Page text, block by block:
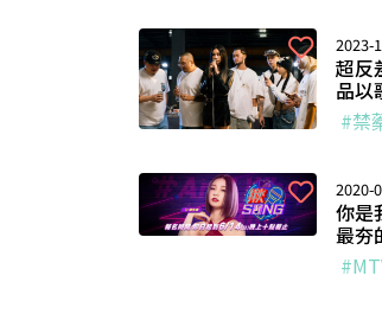
2023-
超反
品以
#禁
2020-
你是
最夯